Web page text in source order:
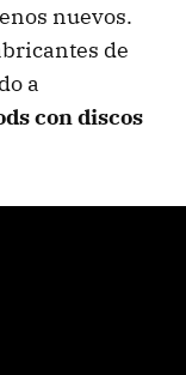
nuevos.
de
a
con discos